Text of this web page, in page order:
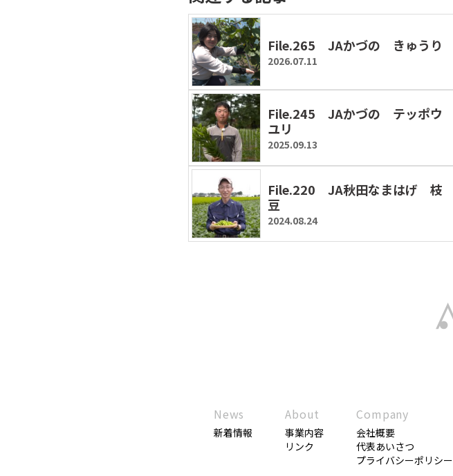
File.265 JAかづの きゅうり
2026.07.11
File.245 JAかづの テッポウ
ユリ
2025.09.13
File.220 JA秋田なまはげ 枝
豆
2024.08.24
News
新着情報
About
事業内容
リンク
Company
会社概要
代表あいさつ
プライバシーポリシー